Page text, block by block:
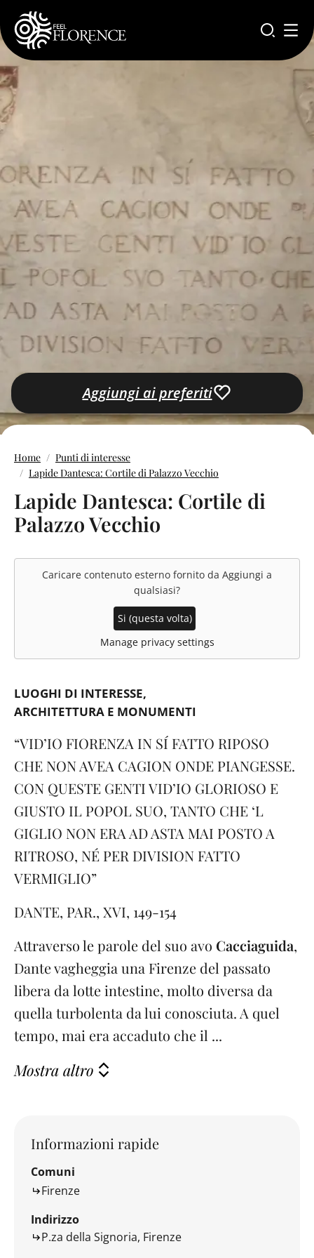
Salta al contenuto principale
Aggiungi ai preferiti
Home
Punti di interesse
Lapide Dantesca: Cortile di Palazzo Vecchio
Lapide Dantesca: Cortile di
Palazzo Vecchio
Caricare contenuto esterno fornito da Aggiungi a
qualsiasi?
Si (questa volta)
Manage privacy settings
LUOGHI DI INTERESSE
ARCHITETTURA E MONUMENTI
“VID’IO FIORENZA IN SÍ FATTO RIPOSO
CHE NON AVEA CAGION ONDE PIANGESSE.
CON QUESTE GENTI VID’IO GLORIOSO E
GIUSTO IL POPOL SUO, TANTO CHE ‘L
GIGLIO NON ERA AD ASTA MAI POSTO A
RITROSO, NÉ PER DIVISION FATTO
VERMIGLIO”
DANTE, PAR., XVI, 149-154
Attraverso le parole del suo avo Cacciaguida,
Dante vagheggia una Firenze del passato
libera da lotte intestine, molto diversa da
quella turbolenta da lui conosciuta. A quel
tempo, mai era accaduto che il ...
Mostra altro
Informazioni rapide
Comuni
Firenze
Indirizzo
P.za della Signoria, Firenze